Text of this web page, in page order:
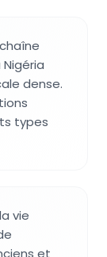
dense.
types
vie
et